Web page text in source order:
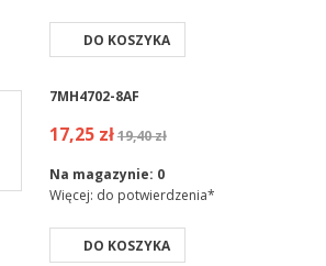
DO KOSZYKA
7MH4702-8AF
17,25 zł19,40 zł
Na magazynie: 0
Więcej: do potwierdzenia*
DO KOSZYKA